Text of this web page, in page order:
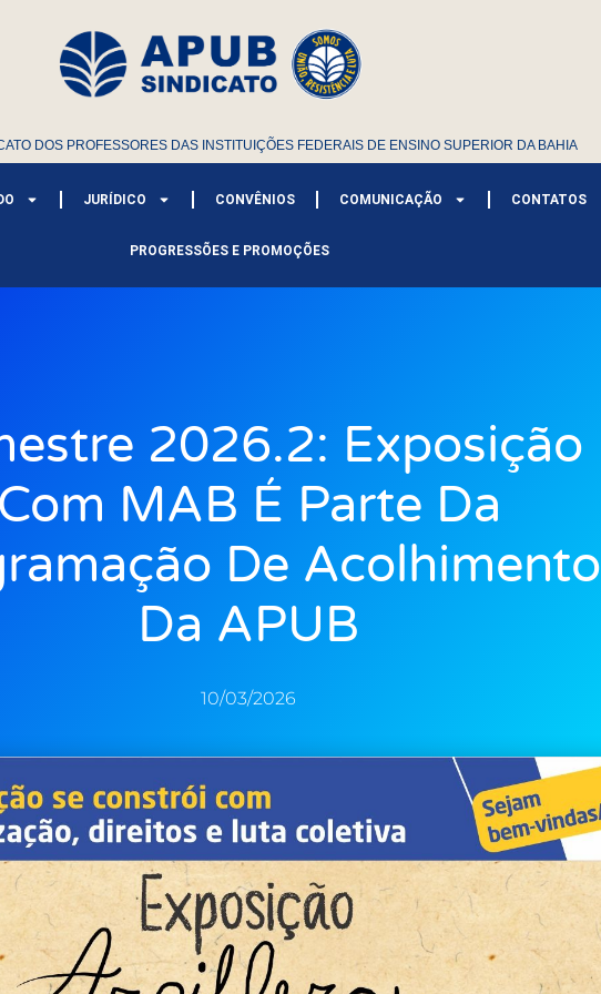
DOS PROFESSORES DAS INSTITUIÇÕES FEDERAIS DE ENSINO SUPERIOR DA BAHIA
JURÍDICO CONVÊNIOS COMUNICAÇÃO CONTATOS
PROGRESSÕES E PROMOÇÕES
2026.2: Exposição
MAB É Parte Da
De Acolhimento
Da APUB
10/03/2026